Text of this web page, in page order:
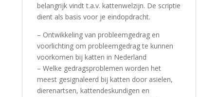
belangrijk vindt t.a.v. kattenwelzijn. De scriptie
dient als basis voor je eindopdracht.
– Ontwikkeling van probleemgedrag en
voorlichting om probleemgedrag te kunnen
voorkomen bij katten in Nederland
– Welke gedragsproblemen worden het
meest gesignaleerd bij katten door asielen,
dierenartsen, kattendeskundigen en